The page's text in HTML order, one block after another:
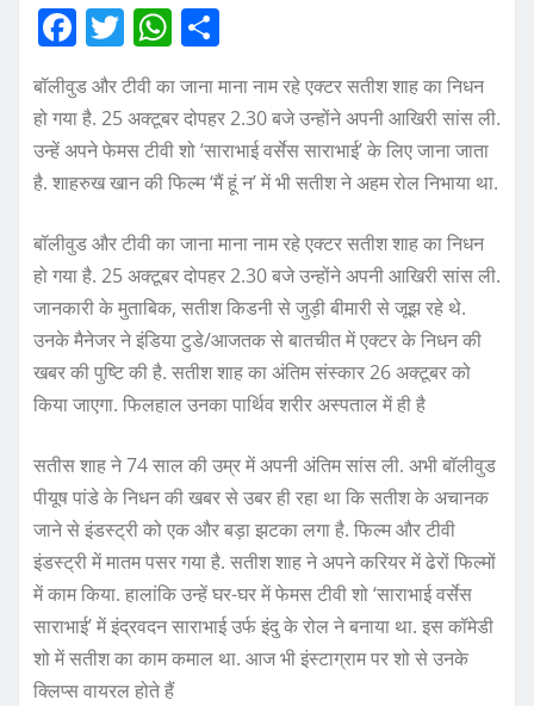
F
c
e
b
o
k
T
w
it
te
r
W
at
s
A
p
a
re
बॉलीवुड और टीवी का जाना माना नाम रहे एक्टर सतीश शाह का निधन
हो गया है. 25 अक्टूबर दोपहर 2.30 बजे उन्होंने अपनी आखिरी सांस ली.
उन्हें अपने फेमस टीवी शो ‘साराभाई वर्सेस साराभाई’ के लिए जाना जाता
है. शाहरुख खान की फिल्म ‘मैं हूं न’ में भी सतीश ने अहम रोल निभाया था.
बॉलीवुड और टीवी का जाना माना नाम रहे एक्टर सतीश शाह का निधन
हो गया है. 25 अक्टूबर दोपहर 2.30 बजे उन्होंने अपनी आखिरी सांस ली.
जानकारी के मुताबिक, सतीश किडनी से जुड़ी बीमारी से जूझ रहे थे.
उनके मैनेजर ने इंडिया टुडे/आजतक से बातचीत में एक्टर के निधन की
खबर की पुष्टि की है. सतीश शाह का अंतिम संस्कार 26 अक्टूबर को
किया जाएगा. फिलहाल उनका पार्थिव शरीर अस्पताल में ही है
सतीस शाह ने 74 साल की उम्र में अपनी अंतिम सांस ली. अभी बॉलीवुड
पीयूष पांडे के निधन की खबर से उबर ही रहा था कि सतीश के अचानक
जाने से इंडस्ट्री को एक और बड़ा झटका लगा है. फिल्म और टीवी
इंडस्ट्री में मातम पसर गया है. सतीश शाह ने अपने करियर में ढेरों फिल्मों
में काम किया. हालांकि उन्हें घर-घर में फेमस टीवी शो ‘साराभाई वर्सेस
साराभाई’ में इंद्रवदन साराभाई उर्फ इंदु के रोल ने बनाया था. इस कॉमेडी
शो में सतीश का काम कमाल था. आज भी इंस्टाग्राम पर शो से उनके
क्लिप्स वायरल होते हैं